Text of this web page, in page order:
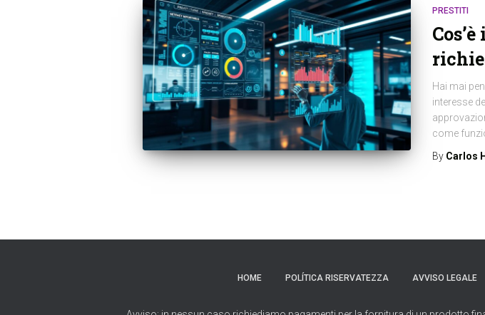
PRESTITI
Hai mai
interesse
come
By Carlos
HOME POLÍTICA RISERVATEZZA AVVISO LEGALE